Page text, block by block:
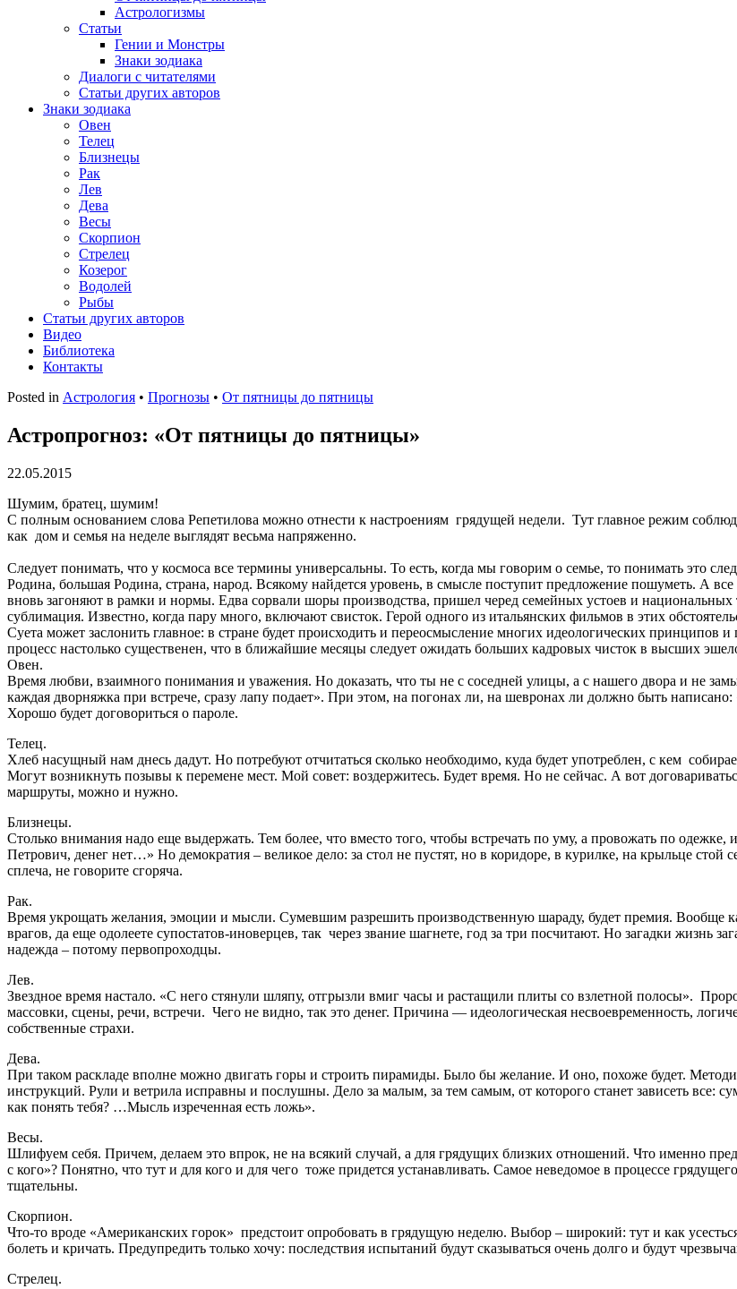
Астрологизмы
Статьи
Гении и Монстры
Знаки зодиака
Диалоги с читателями
Статьи других авторов
Знаки зодиака
Овен
Телец
Близнецы
Рак
Лев
Дева
Весы
Скорпион
Стрелец
Козерог
Водолей
Рыбы
Статьи других авторов
Видео
Библиотека
Контакты
Posted in Астрология • Прогнозы • От пятницы до пятницы
Астропрогноз: «От пятницы до пятницы»
22.05.2015
Шумим, братец, шумим!
С полным основанием слова Репетилова можно отнести к настроениям грядущей недели. Тут главное режим
как дом и семья на неделе выглядят весьма напряженно.
Следует понимать, что у космоса все термины универсальны. То есть, когда мы говорим о семье, то понимать это
Родина, большая Родина, страна, народ. Всякому найдется уровень, в смысле поступит предложение пошуметь. А
вновь загоняют в рамки и нормы. Едва сорвали шоры производства, пришел черед семейных устоев и
сублимация. Известно, когда пару много, включают свисток. Герой одного из итальянских фильмов в этих
Суета может заслонить главное: в стране будет происходить и переосмысление многих идеологических принципов
процесс настолько существенен, что в ближайшие месяцы следует ожидать больших кадровых чисток в высших
Овен.
Время любви, взаимного понимания и уважения. Но доказать, что ты не с соседней улицы, а с нашего двора и не
каждая дворняжка при встрече, сразу лапу подает». При этом, на погонах ли, на шевронах ли должно быть
Хорошо будет договориться о пароле.
Телец.
Хлеб насущный нам днесь дадут. Но потребуют отчитаться сколько необходимо, куда будет употреблен, с кем
Могут возникнуть позывы к перемене мест. Мой совет: воздержитесь. Будет время. Но не сейчас. А вот
маршруты, можно и нужно.
Близнецы.
Столько внимания надо еще выдержать. Тем более, что вместо того, чтобы встречать по уму, а провожать по
Петрович, денег нет…» Но демократия – великое дело: за стол не пустят, но в коридоре, в курилке, на крыльце стой
сплеча, не говорите сгоряча.
Рак.
Время укрощать желания, эмоции и мысли. Сумевшим разрешить производственную шараду, будет премия. Вообще
врагов, да еще одолеете супостатов-иноверцев, так через звание шагнете, год за три посчитают. Но загадки жизнь
надежда – потому первопроходцы.
Лев.
Звездное время настало. «С него стянули шляпу, отгрызли вмиг часы и растащили плиты со взлетной полосы».
массовки, сцены, речи, встречи. Чего не видно, так это денег. Причина — идеологическая несвоевременность,
собственные страхи.
Дева.
При таком раскладе вполне можно двигать горы и строить пирамиды. Было бы желание. И оно, похоже будет.
инструкций. Рули и ветрила исправны и послушны. Дело за малым, за тем самым, от которого станет зависеть все:
как понять тебя? …Мысль изреченная есть ложь».
Весы.
Шлифуем себя. Причем, делаем это впрок, не на всякий случай, а для грядущих близких отношений. Что именно
с кого»? Понятно, что тут и для кого и для чего тоже придется устанавливать. Самое неведомое в процессе
тщательны.
Скорпион.
Что-то вроде «Американских горок» предстоит опробовать в грядущую неделю. Выбор – широкий: тут и как
болеть и кричать. Предупредить только хочу: последствия испытаний будут сказываться очень долго и будут
Стрелец.